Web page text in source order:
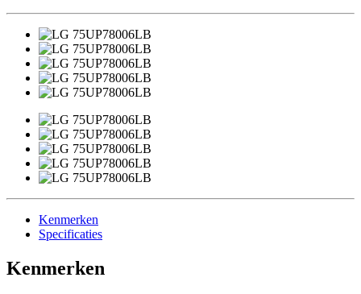
Kenmerken
Specificaties
Kenmerken